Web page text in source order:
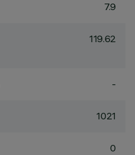
7.9
119.62
-
1021
0